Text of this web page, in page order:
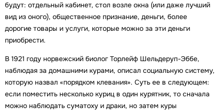
будут: отдельный кабинет, стол возле окна (или даже лучший
вид из оного), общественное признание, деньги, более
дорогие товары и услуги, которые можно за эти деньги
приобрести.
В 1921 году норвежский биолог Торлейф Шельдеруп-Эббе,
наблюдая за домашними курами, описал социальную систему,
которую назвал «порядком клевания». Суть ее в следующем:
если поместить несколько куриц в один курятник, то сначала
можно наблюдать суматоху и драки, но затем куры